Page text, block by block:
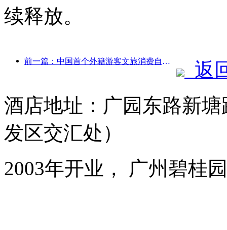
续释放。
前一篇：中国首个外籍游客文旅消费自助系统在沪启动
返
酒店地址：广园东路新
发区交汇处）
2003年开业， 广州碧